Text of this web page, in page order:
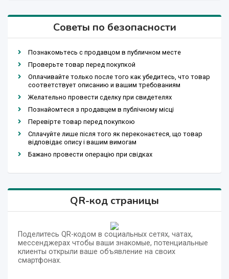
Советы по безопасности
Познакомьтесь с продавцом в публичном месте
Проверьте товар перед покупкой
Оплачивайте только после того как убедитесь, что товар
соответствует описанию и вашим требованиям
Желательно провести сделку при свидетелях
Познайомтеся з продавцем в публічному місці
Перевірте товар перед покупкою
Сплачуйте лише після того як переконаєтеся, що товар
відповідає опису і вашим вимогам
Бажано провести операцію при свідках
QR-код страницы
Поделитесь QR-кодом в социальных сетях, чатах,
мессенджерах чтобы ваши знакомые, потенциальные
клиенты открыли ваше объявление на своих
смартфонах.